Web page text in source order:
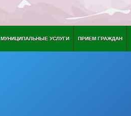
МУНИЦИПАЛЬНЫЕ УСЛУГИ ПРИЕМ ГРАЖДАН